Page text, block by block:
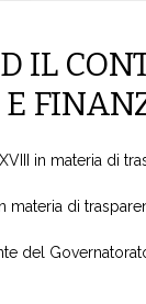
IL
in materia di
di
del